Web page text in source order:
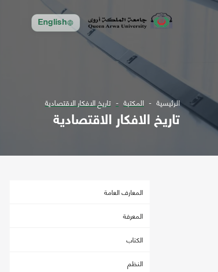
English
الرئيسية المكتبة تاريخ الافكار الاقتصادية
تاريخ الافكار الاقتصادية
المعارف العامة
المعرفة
الكتاب
النظم